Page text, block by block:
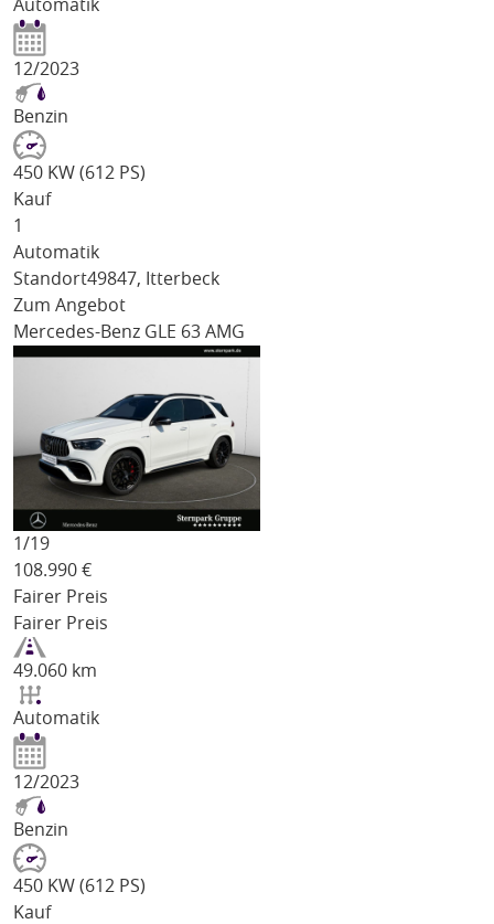
Automatik
12/2023
Benzin
450 KW (612 PS)
Kauf
1
Automatik
Standort49847, Itterbeck
Zum Angebot
Mercedes-Benz GLE 63 AMG
1/19
108.990 €
Fairer Preis
Fairer Preis
49.060 km
Automatik
12/2023
Benzin
450 KW (612 PS)
Kauf